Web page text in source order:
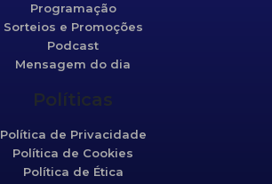
Programação
Sorteios e Promoções
Podcast
Mensagem do dia
Políticas
Política de Privacidade
Política de Cookies
Política de Ética